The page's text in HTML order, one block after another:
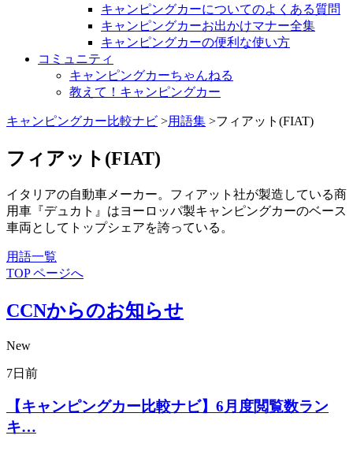
キャンピングカーについてのよくある質問
キャンピングカーお出かけマナー全集
キャンピングカーの便利な使い方
コミュニティ
キャンピングカーちゃんねる
教えて！キャンピングカー
キャンピングカー比較ナビ >用語集 >フィアット(FIAT)
フィアット(FIAT)
イタリアの自動車メーカー。フィアット社が製造している商
用車『デュカト』はヨーロッパ製キャンピングカーのベース
車両としてトップシェアを誇っている。
用語一覧
TOP ページへ
CCNからのお知らせ
New
7日前
【キャンピングカー比較ナビ】6月度閲覧数ラン
キ…